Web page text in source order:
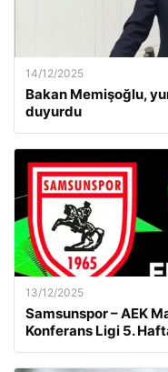
14/12/2025
Bakan Memişoğlu,
duyurdu
13/12/2025
Samsunspor – AEK
Konferans Ligi 5.